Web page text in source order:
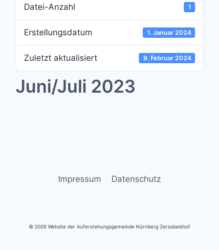
Datei-Anzahl 1
Erstellungsdatum 1. Januar 2024
Zuletzt aktualisiert 9. Februar 2024
Juni/Juli 2023
Impressum Datenschutz
© 2026 Website der Auferstehungsgemeinde Nürnberg Zerzabelshof